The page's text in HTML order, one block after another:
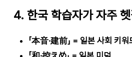
4. 한국 학습자가 자주
「本音·建前」 = 일본 사회 키워